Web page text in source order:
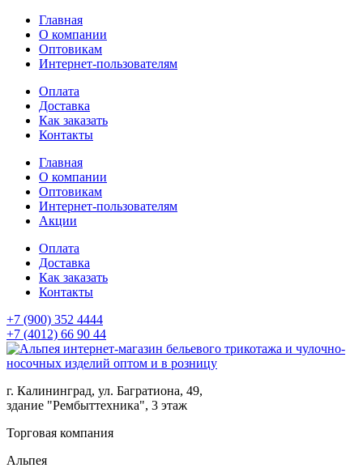
Главная
О компании
Оптовикам
Интернет-пользователям
Оплата
Доставка
Как заказать
Контакты
Главная
О компании
Оптовикам
Интернет-пользователям
Акции
Оплата
Доставка
Как заказать
Контакты
+7 (900) 352 4444
+7 (4012) 66 90 44
г. Калининград, ул. Багратиона, 49,
здание "Рембыттехника", 3 этаж
Торговая компания
Альпея